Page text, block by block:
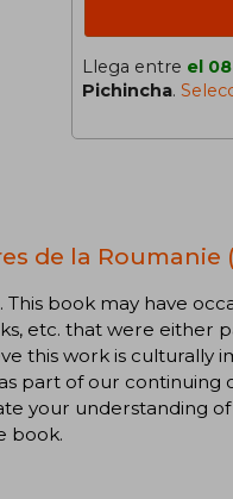
Llega entre el
Pichincha.
de la Roumanie
book may have
etc. that were either
this work is culturally
part of our
your understanding
book.